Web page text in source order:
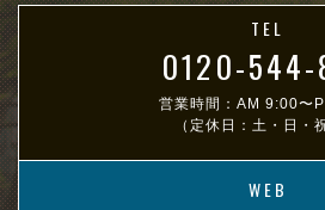
TEL
0120-544-
営業時間：AM 9:00〜
（定休日：土・日・
WEB